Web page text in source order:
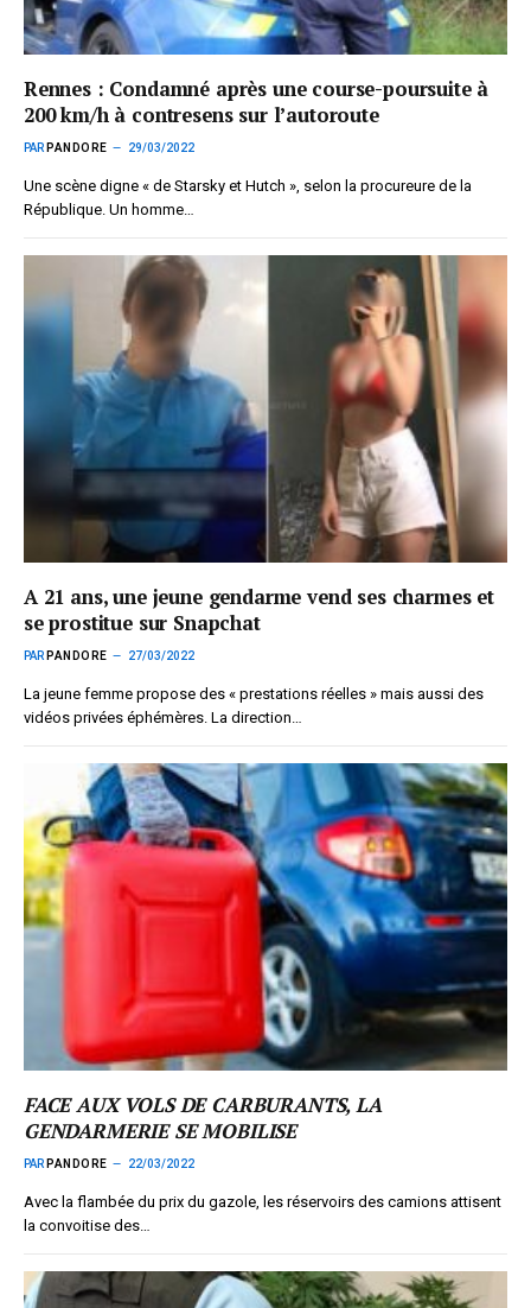
Rennes : Condamné après une course-poursuite à
200 km/h à contresens sur l’autoroute
PAR PANDORE 29/03/2022
Une scène digne « de Starsky et Hutch », selon la procureure de la
République. Un homme…
A 21 ans, une jeune gendarme vend ses charmes et
se prostitue sur Snapchat
PAR PANDORE 27/03/2022
La jeune femme propose des « prestations réelles » mais aussi des
vidéos privées éphémères. La direction…
FACE AUX VOLS DE CARBURANTS, LA
GENDARMERIE SE MOBILISE
PAR PANDORE 22/03/2022
Avec la flambée du prix du gazole, les réservoirs des camions attisent
la convoitise des…